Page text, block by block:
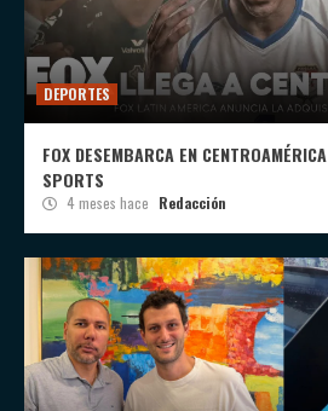
DEPORTES
FOX DESEMBARCA EN
SPORTS
4 meses hace Redacción